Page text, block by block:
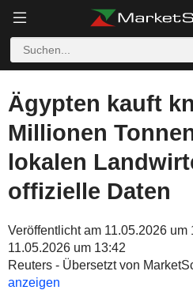
Ägypten kauft
Millionen
lokalen
offizielle Daten
Veröffentlicht am 11.05.2026 um
11.05.2026 um 13:42
Reuters - Übersetzt von
anzeigen